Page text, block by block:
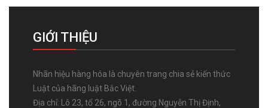
GIỚI THIỆU
Nhãn hiệu hàng hóa là chuyên trang chia sẻ kiến thức
Luật của hãng luật Bắc Việt.
Địa chỉ: Lô 23, tổ 26, ngõ 1, đường Nguyễn Thị Định,